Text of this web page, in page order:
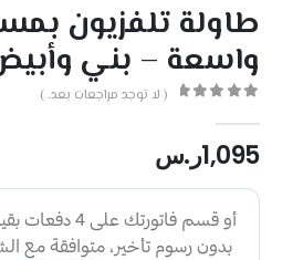
طاولة تلفزيون
واسعة – بني
( لا توجد مراجعات بعد. )
1,095ر.س